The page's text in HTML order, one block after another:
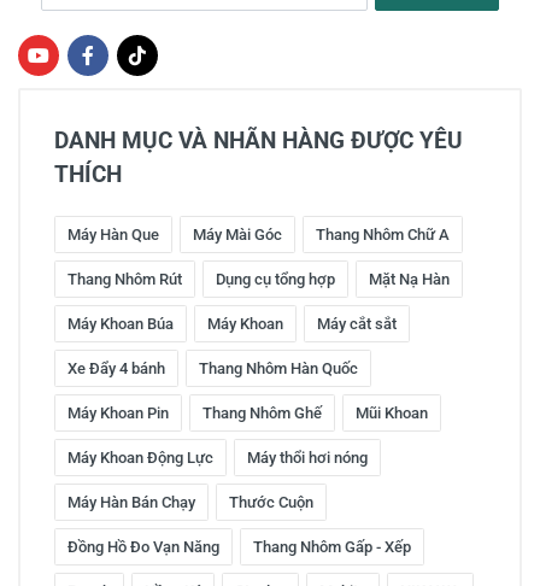
DANH MỤC VÀ NHÃN HÀNG ĐƯỢC YÊU
THÍCH
Máy Hàn Que Máy Mài Góc Thang Nhôm Chữ A
Thang Nhôm Rút Dụng cụ tổng hợp Mặt Nạ Hàn
Máy Khoan Búa Máy Khoan Máy cắt sắt
Xe Đẩy 4 bánh Thang Nhôm Hàn Quốc
Máy Khoan Pin Thang Nhôm Ghế Mũi Khoan
Máy Khoan Động Lực Máy thổi hơi nóng
Máy Hàn Bán Chạy Thước Cuộn
Đồng Hồ Đo Vạn Năng Thang Nhôm Gấp - Xếp